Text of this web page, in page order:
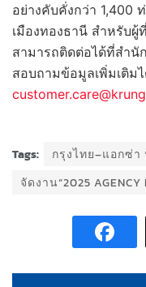
อย่างคับคั่งกว่า
เมืองทองธานี สำหรับ
สามารถติดต่อได้ที่สำนั
สอบถามข้อมูลเพิ่มเติม
Tags:
กรุงไทย–แอกซ่
จัดงาน“2025 AGENCY